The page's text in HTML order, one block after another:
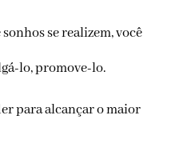
se realizem, você
lo, promove-lo.
para alcançar o maior